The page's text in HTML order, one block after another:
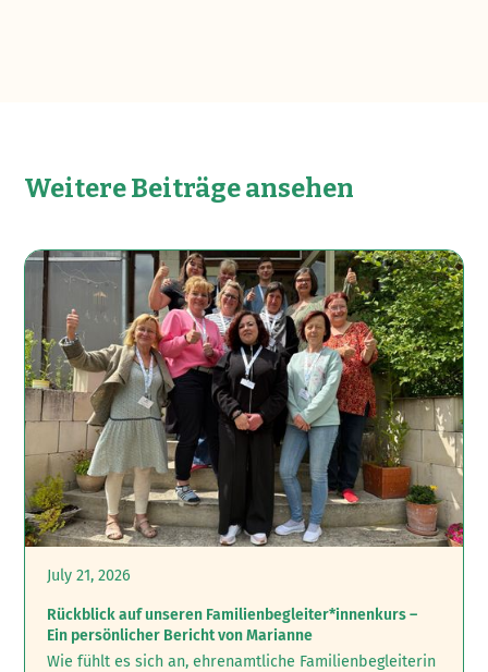
Weitere Beiträge ansehen
July 21, 2026
Rückblick auf unseren Familienbegleiter*innenkurs –
Ein persönlicher Bericht von Marianne
Wie fühlt es sich an, ehrenamtliche Familienbegleiterin